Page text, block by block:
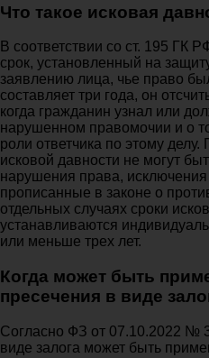
Что такое исковая
В соответствии со ст. 195 ГК
срок, установленный на
заявлению лица, чье право
составляет три года, он
когда гражданин узнал или
нарушенном правомочии и о
роли ответчика по этому
исковой давности не могут
нарушения права,
прописанные в законе о
отдельных случаях сроки
устанавливаются
или меньше трех лет.
Когда может быть
пресечения в виде
Согласно ФЗ от 07.10.2022 №
виде залога может быть